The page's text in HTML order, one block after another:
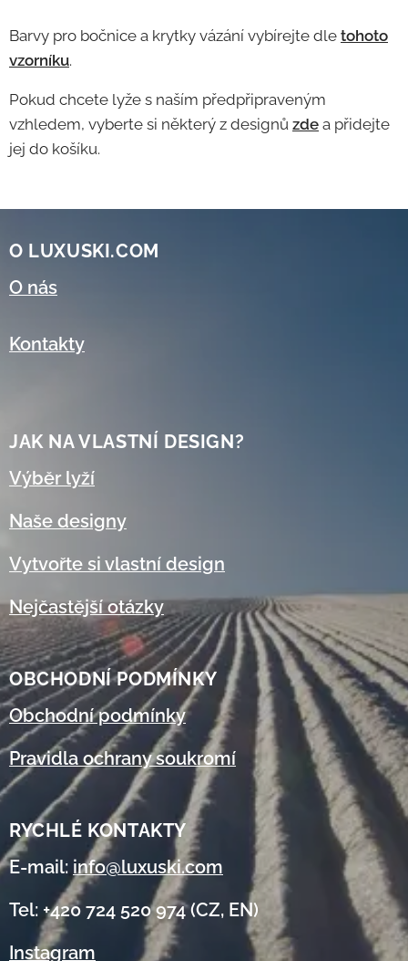
Barvy pro bočnice a krytky vázání vybírejte dle tohoto
vzorníku.
Pokud chcete lyže s naším předpřipraveným
vzhledem, vyberte si některý z designů zde a přidejte
jej do košíku.
O LUXUSKI.COM
O nás
Kontakty
JAK NA VLASTNÍ DESIGN?
Výběr lyží
Naše designy
Vytvořte si vlastní design
Nejčastější otázky
OBCHODNÍPODMÍNKY
Obchodní podmínky
Pravidla ochrany soukromí
RYCHLÉ KONTAKTY
E-mail: info@luxuski.com
Tel: +420 724 520 974 (CZ, EN)
Instagram